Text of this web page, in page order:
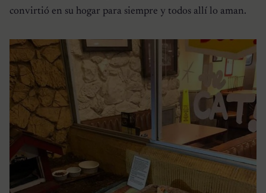
convirtió en su hogar para siempre y todos allí lo aman.